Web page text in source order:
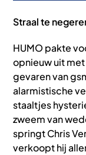
Straal te
HUMO pakte
opnieuw uit
gevaren van
alarmistische
staaltjes
zweem van
springt Chris
verkoopt hij